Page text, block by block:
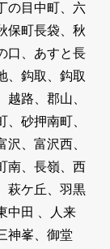
の目中町、六
保町長袋、秋
口、あすと長
、鈎取、鈎取
路、郡山、
砂押南町、
、富沢西、
南、長嶺、西
萩ケ丘、羽黒
中田 、人来
神峯、御堂